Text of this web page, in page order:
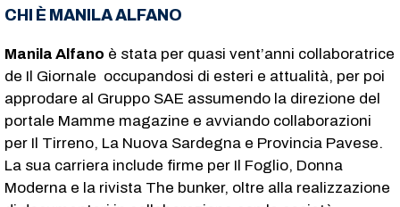
CHI È MANILA ALFANO
Manila Alfano è stata per quasi vent’anni collaboratrice
de Il Giornale occupandosi di esteri e attualità, per poi
approdare al Gruppo SAE assumendo la direzione del
portale Mamme magazine e avviando collaborazioni
per Il Tirreno, La Nuova Sardegna e Provincia Pavese.
La sua carriera include firme per Il Foglio, Donna
Moderna e la rivista The bunker, oltre alla realizzazione